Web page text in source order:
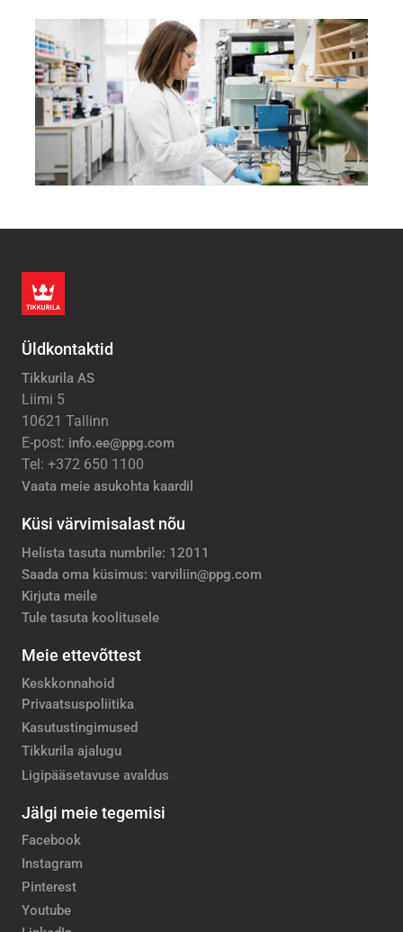
Üldkontaktid
Tikkurila AS
Liimi 5
10621 Tallinn
E-post: info.ee@ppg.com
Tel: +372 650 1100
Vaata meie asukohta kaardil
Küsi värvimisalast nõu
Helista tasuta numbrile: 12011
Saada oma küsimus: varviliin@ppg.com
Kirjuta meile
Tule tasuta koolitusele
Meie ettevõttest
Keskkonnahoid
Privaatsuspoliitika
Kasutustingimused
Tikkurila ajalugu
Ligipääsetavuse avaldus
Jälgi meie tegemisi
Facebook
Instagram
Pinterest
Youtube